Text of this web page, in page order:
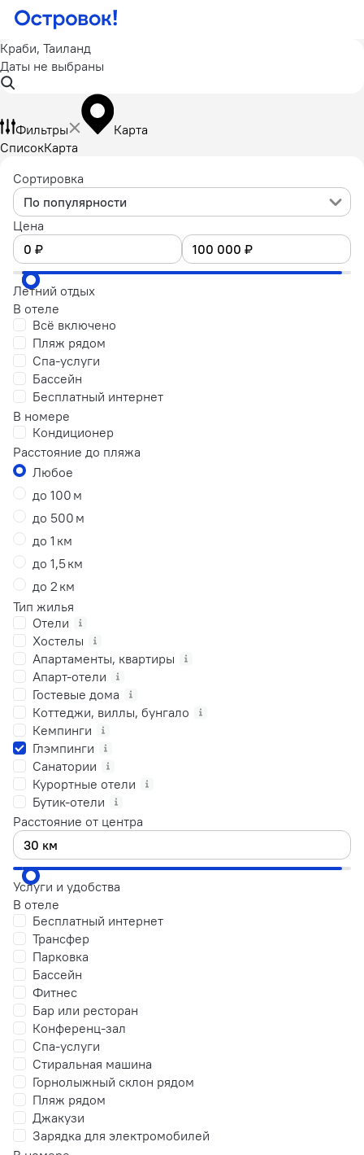
Краби, Таиланд
Даты не выбраны
Фильтры
Карта
СписокКарта
Сортировка
По популярности
Цена
Летний отдых
В отеле
Всё включено
Пляж рядом
Спа-услуги
Бассейн
Бесплатный интернет
В номере
Кондиционер
Расстояние до пляжа
Любое
до 100 м
до 500 м
до 1 км
до 1,5 км
до 2 км
Тип жилья
Отели
Хостелы
Апартаменты, квартиры
Апарт-отели
Гостевые дома
Коттеджи, виллы, бунгало
Кемпинги
Глэмпинги
Санатории
Курортные отели
Бутик-отели
Расстояние от центра
Услуги и удобства
В отеле
Бесплатный интернет
Трансфер
Парковка
Бассейн
Фитнес
Бар или ресторан
Конференц-зал
Спа-услуги
Стиральная машина
Горнолыжный склон рядом
Пляж рядом
Джакузи
Зарядка для электромобилей